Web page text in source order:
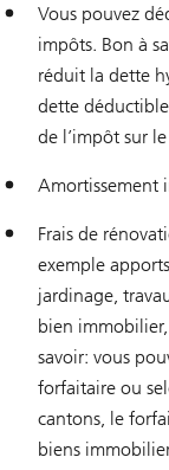
Vous pouvez
impôts. Bon à
réduit la dette
dette
de l’impôt sur
Amortissement
Frais de
exemple
jardinage,
bien
savoir: vous
forfaitaire ou
cantons, le
biens